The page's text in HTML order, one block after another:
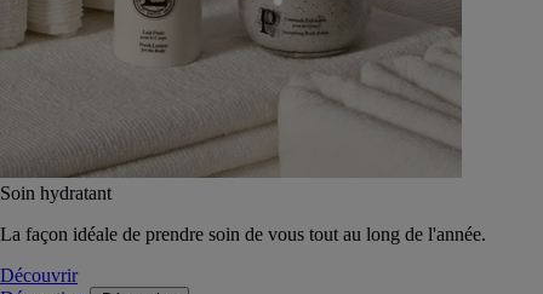
Soin hydratant
La façon idéale de prendre soin de vous tout au long de l'année.
Découvrir